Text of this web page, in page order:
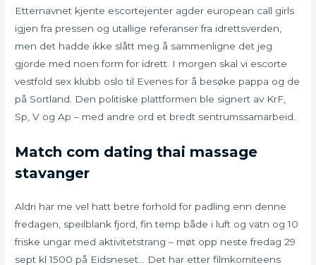
Etternavnet kjente escortejenter agder european call girls
igjen fra pressen og utallige referanser fra idrettsverden,
men det hadde ikke slått meg å sammenligne det jeg
gjorde med noen form for idrett. I morgen skal vi escorte
vestfold sex klubb oslo til Evenes for å besøke pappa og de
på Sortland. Den politiske plattformen ble signert av KrF,
Sp, V og Ap – med andre ord et bredt sentrumssamarbeid.
Match com dating thai massage
stavanger
Aldri har me vel hatt betre forhold for padling enn denne
fredagen, speilblank fjord, fin temp både i luft og vatn og 10
friske ungar med aktivitetstrang – møt opp neste fredag 29
sept kl 1500 på Eidsneset… Det har etter filmkomiteens